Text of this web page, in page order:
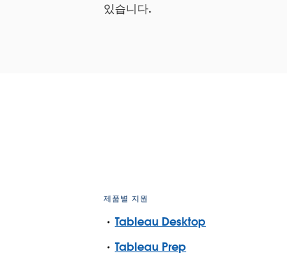
있습니다.
제품별 지원
Tableau Desktop
Tableau Prep